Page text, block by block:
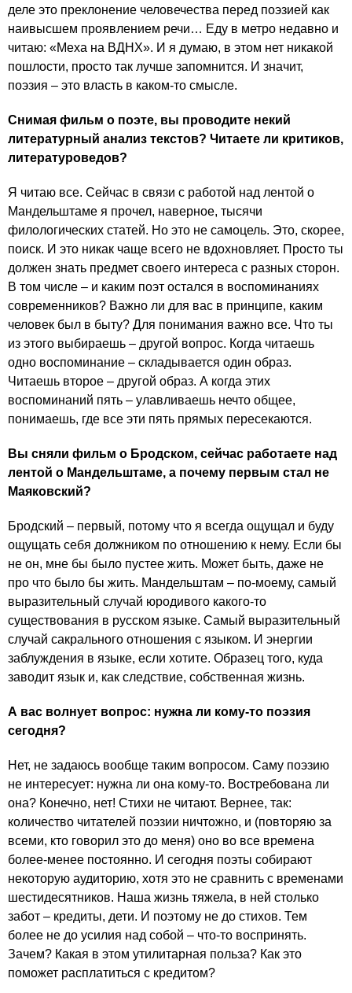
деле это преклонение человечества перед поэзией как
наивысшем проявлением речи… Еду в метро недавно и
читаю: «Меха на ВДНХ». И я думаю, в этом нет никакой
пошлости, просто так лучше запомнится. И значит,
поэзия – это власть в каком-то смысле.
Снимая фильм о поэте, вы проводите некий
литературный анализ текстов? Читаете ли критиков,
литературоведов?
Я читаю все. Сейчас в связи с работой над лентой о
Мандельштаме я прочел, наверное, тысячи
филологических статей. Но это не самоцель. Это, скорее,
поиск. И это никак чаще всего не вдохновляет. Просто ты
должен знать предмет своего интереса с разных сторон.
В том числе – и каким поэт остался в воспоминаниях
современников? Важно ли для вас в принципе, каким
человек был в быту? Для понимания важно все. Что ты
из этого выбираешь – другой вопрос. Когда читаешь
одно воспоминание – складывается один образ.
Читаешь второе – другой образ. А когда этих
воспоминаний пять – улавливаешь нечто общее,
понимаешь, где все эти пять прямых пересекаются.
Вы сняли фильм о Бродском, сейчас работаете над
лентой о Мандельштаме, а почему первым стал не
Маяковский?
Бродский – первый, потому что я всегда ощущал и буду
ощущать себя должником по отношению к нему. Если бы
не он, мне бы было пустее жить. Может быть, даже не
про что было бы жить. Мандельштам – по-моему, самый
выразительный случай юродивого какого-то
существования в русском языке. Самый выразительный
случай сакрального отношения с языком. И энергии
заблуждения в языке, если хотите. Образец того, куда
заводит язык и, как следствие, собственная жизнь.
А вас волнует вопрос: нужна ли кому-то поэзия
сегодня?
Нет, не задаюсь вообще таким вопросом. Саму поэзию
не интересует: нужна ли она кому-то. Востребована ли
она? Конечно, нет! Стихи не читают. Вернее, так:
количество читателей поэзии ничтожно, и (повторяю за
всеми, кто говорил это до меня) оно во все времена
более-менее постоянно. И сегодня поэты собирают
некоторую аудиторию, хотя это не сравнить с временами
шестидесятников. Наша жизнь тяжела, в ней столько
забот – кредиты, дети. И поэтому не до стихов. Тем
более не до усилия над собой – что-то воспринять.
Зачем? Какая в этом утилитарная польза? Как это
поможет расплатиться с кредитом?